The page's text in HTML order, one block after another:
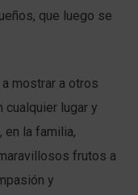
que luego se
mostrar a otros
cualquier lugar y
en la familia,
frutos a
y